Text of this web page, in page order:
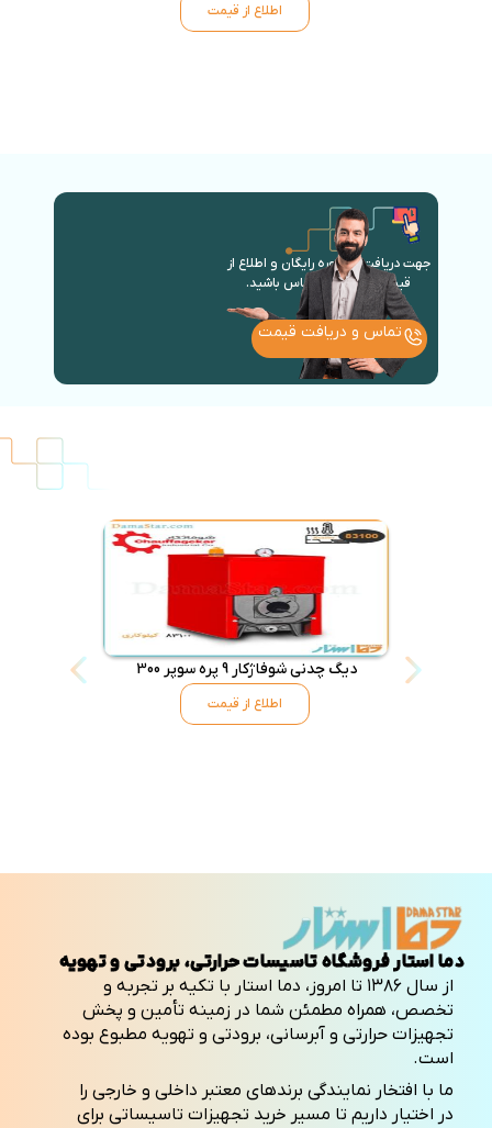
اطلاع از قیمت
جهت دریافت مشاوره رایگان و اطلاع از
قیمت روز با ما در تماس باشید.
تماس و دریافت قیمت
دیگ چدنی شوفاژکار 9 پره سوپر 300
اطلاع از قیمت
دما استار فروشگاه تاسیسات حرارتی، برودتی و تهویه
از سال ۱۳۸۶ تا امروز، دما استار با تکیه بر تجربه و
تخصص، همراه مطمئن شما در زمینه تأمین و پخش
تجهیزات حرارتی و آبرسانی، برودتی و تهویه مطبوع بوده
است.
ما با افتخار نمایندگی برندهای معتبر داخلی و خارجی را
در اختیار داریم تا مسیر خرید تجهیزات تاسیساتی برای